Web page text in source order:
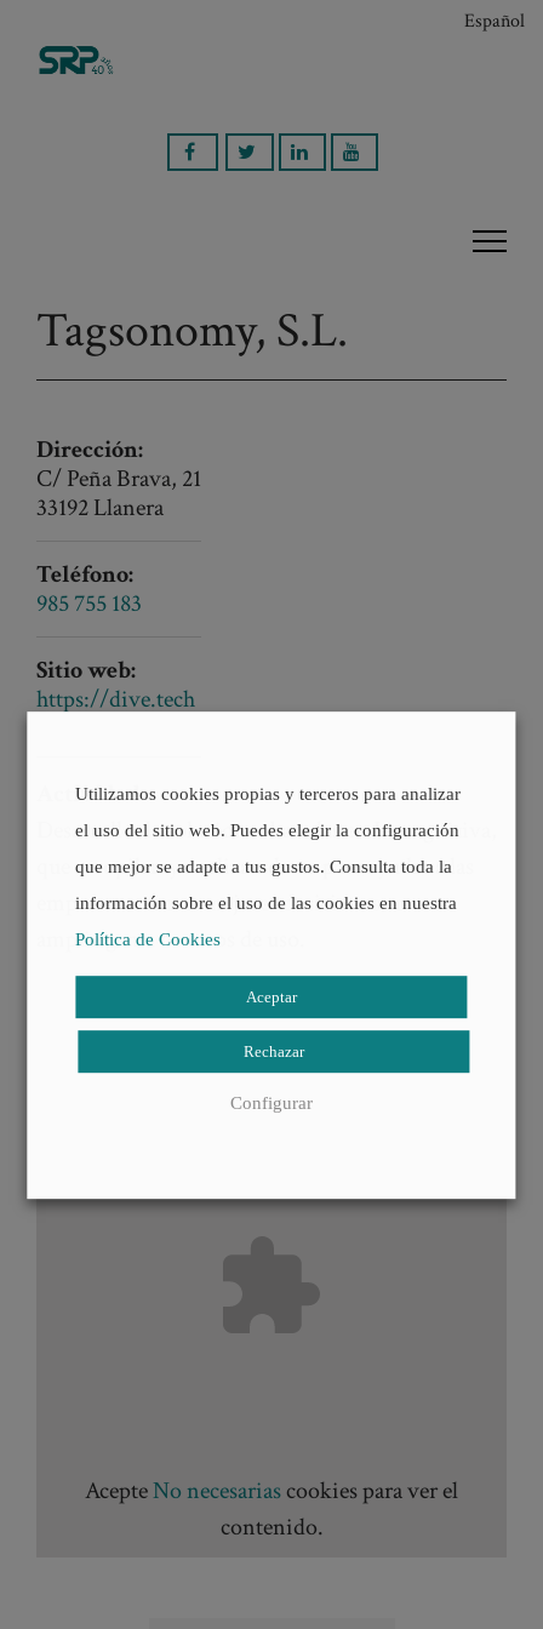
Tagsonomy, S.L.
Dirección:
C/ Peña Brava, 21
33192 Llanera
Teléfono:
985 755 183
Sitio web:
https://dive.tech
Actividad:
Desarrollo de soluciones basadas en IA cognitiva,
que recopilan y analizan datos para ayudar a las
empresas a tomar mejores decisiones en una
amplia gama de casos de uso.
AcepteNo necesariascookies para ver el
contenido.
Español
Utilizamos cookies propias y terceros para analizar
el uso del sitio web. Puedes elegir la configuración
que mejor se adapte a tus gustos. Consulta toda la
información sobre el uso de las cookies en nuestra
Política de Cookies
Aceptar
Rechazar
Configurar